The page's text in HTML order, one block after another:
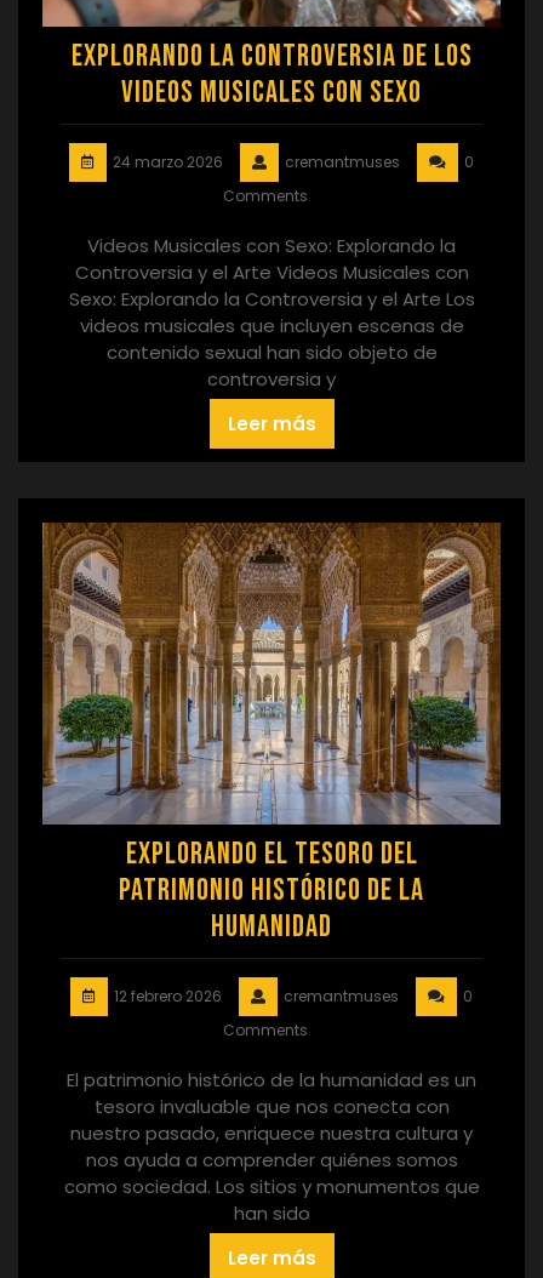
Explorando la Controversia de los
Videos Musicales con Sexo
24 marzo 2026 cremantmuses
0
Comments
Videos Musicales con Sexo: Explorando la
Controversia y el Arte Videos Musicales con
Sexo: Explorando la Controversia y el Arte Los
videos musicales que incluyen escenas de
contenido sexual han sido objeto de
controversia y
Leer más
Explorando el Tesoro del
Patrimonio Histórico de la
Humanidad
12 febrero 2026 cremantmuses
0
Comments
El patrimonio histórico de la humanidad es un
tesoro invaluable que nos conecta con
nuestro pasado, enriquece nuestra cultura y
nos ayuda a comprender quiénes somos
como sociedad. Los sitios y monumentos que
han sido
Leer más